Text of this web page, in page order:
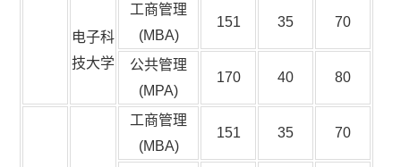
电子科
技大学
工商管理
(MBA)
151 35 70
公共管理
(MPA)
170 40 80
工商管理
(MBA)
151 35 70